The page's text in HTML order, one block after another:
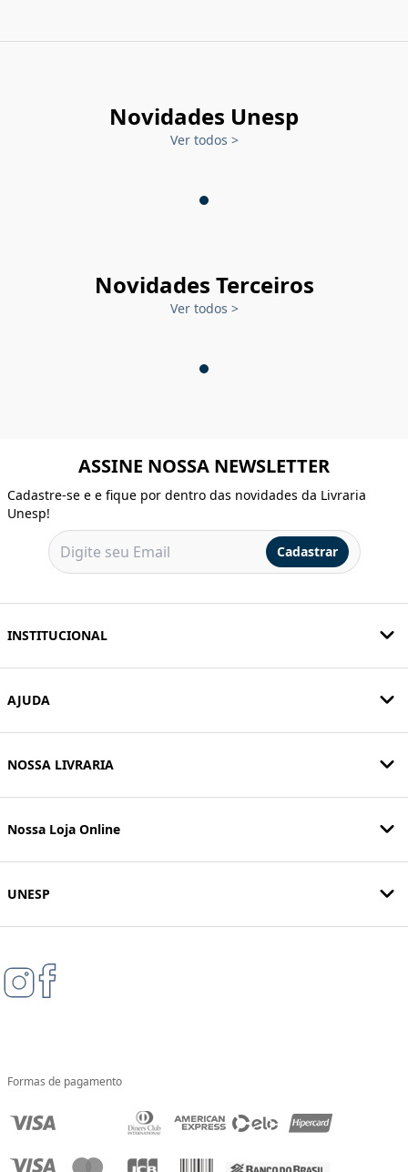
Novidades Unesp
Ver todos >
Novidades Terceiros
Ver todos >
ASSINE NOSSA NEWSLETTER
Cadastre-se e e fique por dentro das novidades da Livraria
Unesp!
Cadastrar
INSTITUCIONAL
AJUDA
NOSSA LIVRARIA
Nossa Loja Online
UNESP
Formas de pagamento